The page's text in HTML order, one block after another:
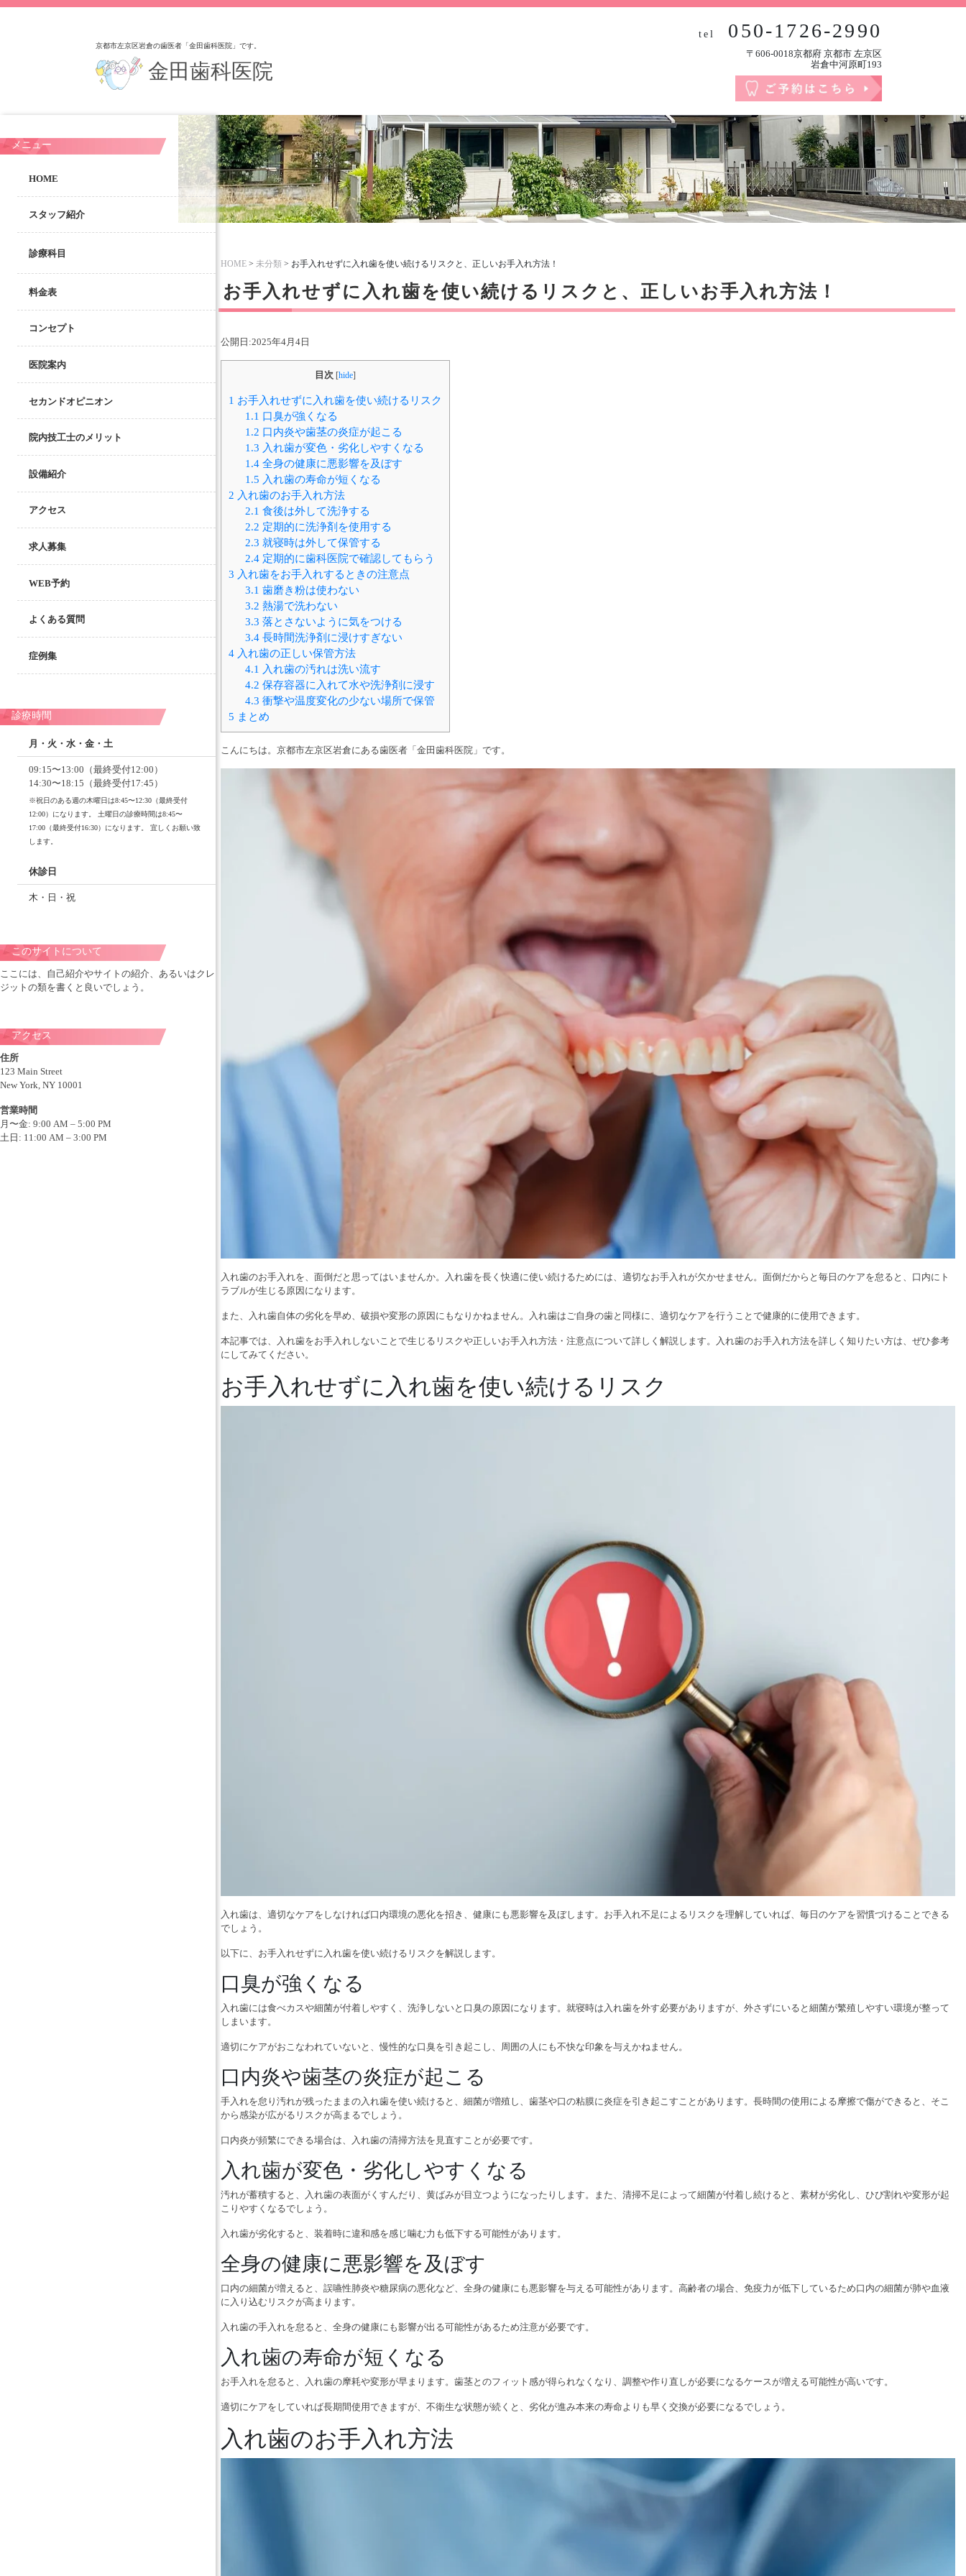
京都市左京区岩倉の歯医者「金田歯科医院」です。
金田歯科医院
tel 050-1726-2990
〒606-0018京都府 京都市 左京区
岩倉中河原町193
メニュー
HOME
スタッフ紹介
診療科目
料金表
コンセプト
医院案内
セカンドオピニオン
院内技工士のメリット
設備紹介
アクセス
求人募集
WEB予約
よくある質問
症例集
診療時間
月・火・水・金・土
09:15〜13:00（最終受付12:00）
14:30〜18:15（最終受付17:45）
※祝日のある週の木曜日は8:45〜12:30（最終受付
12:00）になります。 土曜日の診療時間は8:45〜
17:00（最終受付16:30）になります。 宜しくお願い致
します。
休診日
木・日・祝
このサイトについて
ここには、自己紹介やサイトの紹介、あるいはクレ
ジットの類を書くと良いでしょう。
アクセス
住所
123 Main Street
New York, NY 10001
営業時間
月〜金: 9:00 AM – 5:00 PM
土日: 11:00 AM – 3:00 PM
HOME > 未分類 > お手入れせずに入れ歯を使い続けるリスクと、正しいお手入れ方法！
お手入れせずに入れ歯を使い続けるリスクと、正しいお手入れ方法！
公開日:2025年4月4日
目次 [hide]
1 お手入れせずに入れ歯を使い続けるリスク
1.1 口臭が強くなる
1.2 口内炎や歯茎の炎症が起こる
1.3 入れ歯が変色・劣化しやすくなる
1.4全身の健康に悪影響を及ぼす
1.5 入れ歯の寿命が短くなる
2 入れ歯のお手入れ方法
2.1 食後は外して洗浄する
2.2 定期的に洗浄剤を使用する
2.3 就寝時は外して保管する
2.4定期的に歯科医院で確認してもらう
3 入れ歯をお手入れするときの注意点
3.1 歯磨き粉は使わない
3.2 熱湯で洗わない
3.3 落とさないように気をつける
3.4長時間洗浄剤に浸けすぎない
4 入れ歯の正しい保管方法
4.1 入れ歯の汚れは洗い流す
4.2 保存容器に入れて水や洗浄剤に浸す
4.3 衝撃や温度変化の少ない場所で保管
5 まとめ
こんにちは。京都市左京区岩倉にある歯医者「金田歯科医院」です。
入れ歯のお手入れを、面倒だと思ってはいませんか。入れ歯を長く快適に使い続けるためには、適切なお手入れが欠かせません。面倒だからと毎日のケアを怠ると、口内にト
ラブルが生じる原因になります。
また、入れ歯自体の劣化を早め、破損や変形の原因にもなりかねません。入れ歯はご自身の歯と同様に、適切なケアを行うことで健康的に使用できます。
本記事では、入れ歯をお手入れしないことで生じるリスクや正しいお手入れ方法・注意点について詳しく解説します。入れ歯のお手入れ方法を詳しく知りたい方は、ぜひ参考
にしてみてください。
お手入れせずに入れ歯を使い続けるリスク
入れ歯は、適切なケアをしなければ口内環境の悪化を招き、健康にも悪影響を及ぼします。お手入れ不足によるリスクを理解していれば、毎日のケアを習慣づけることできる
でしょう。
以下に、お手入れせずに入れ歯を使い続けるリスクを解説します。
口臭が強くなる
入れ歯には食べカスや細菌が付着しやすく、洗浄しないと口臭の原因になります。就寝時は入れ歯を外す必要がありますが、外さずにいると細菌が繁殖しやすい環境が整って
しまいます。
適切にケアがおこなわれていないと、慢性的な口臭を引き起こし、周囲の人にも不快な印象を与えかねません。
口内炎や歯茎の炎症が起こる
手入れを怠り汚れが残ったままの入れ歯を使い続けると、細菌が増殖し、歯茎や口の粘膜に炎症を引き起こすことがあります。長時間の使用による摩擦で傷ができると、そこ
から感染が広がるリスクが高まるでしょう。
口内炎が頻繁にできる場合は、入れ歯の清掃方法を見直すことが必要です。
入れ歯が変色・劣化しやすくなる
汚れが蓄積すると、入れ歯の表面がくすんだり、黄ばみが目立つようになったりします。また、清掃不足によって細菌が付着し続けると、素材が劣化し、ひび割れや変形が起
こりやすくなるでしょう。
入れ歯が劣化すると、装着時に違和感を感じ噛む力も低下する可能性があります。
全身の健康に悪影響を及ぼす
口内の細菌が増えると、誤嚥性肺炎や糖尿病の悪化など、全身の健康にも悪影響を与える可能性があります。高齢者の場合、免疫力が低下しているため口内の細菌が肺や血液
に入り込むリスクが高まります。
入れ歯の手入れを怠ると、全身の健康にも影響が出る可能性があるため注意が必要です。
入れ歯の寿命が短くなる
お手入れを怠ると、入れ歯の摩耗や変形が早まります。歯茎とのフィット感が得られなくなり、調整や作り直しが必要になるケースが増える可能性が高いです。
適切にケアをしていれば長期間使用できますが、不衛生な状態が続くと、劣化が進み本来の寿命よりも早く交換が必要になるでしょう。
入れ歯のお手入れ方法